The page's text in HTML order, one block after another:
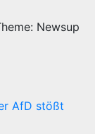
Newsup
AfD stößt